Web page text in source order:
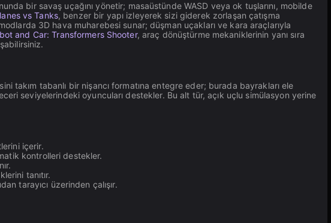
bir savaş uçağını yönetir; masaüstünde WASD veya ok tuşlarını, mobilde
vs Tanks, benzer bir yapı izleyerek sizi giderek zorlaşan çatışma
3D hava muharebesi sunar; düşman uçakları ve kara araçlarıyla
and Car: Transformers Shooter, araç dönüştürme mekaniklerinin yanı sıra
takım tabanlı bir nişancı formatına entegre eder; burada bayrakları ele
seviyelerindeki oyuncuları destekler. Bu alt tür, açık uçlu simülasyon yerine
içerir.
kontrolleri destekler.
tanıtır.
tarayıcı üzerinden çalışır.